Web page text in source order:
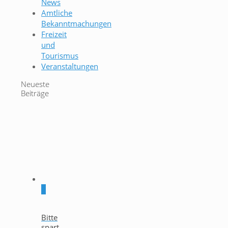
News
Amtliche
Bekanntmachungen
Freizeit
und
Tourismus
Veranstaltungen
Neueste
Beiträge
Bitte